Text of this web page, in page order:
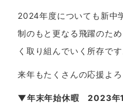
2024年度についても新中
制のもと更なる飛躍のた
く取り組んでいく所存です
来年もたくさんの応援よ
▼年末年始休暇 2023年